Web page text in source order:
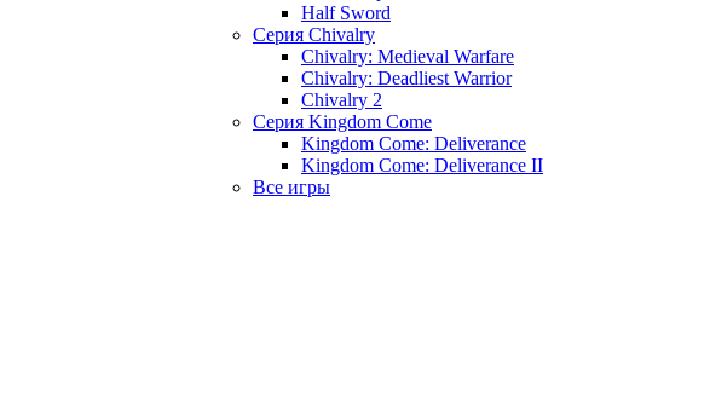
Half Sword
Серия Chivalry
Chivalry: Medieval Warfare
Chivalry: Deadliest Warrior
Chivalry 2
Серия Kingdom Come
Kingdom Come: Deliverance
Kingdom Come: Deliverance II
Все игры